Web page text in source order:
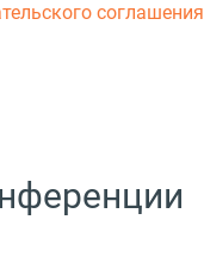
соглашения